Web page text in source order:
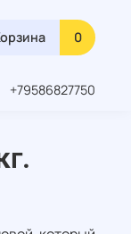
0
+79586827750